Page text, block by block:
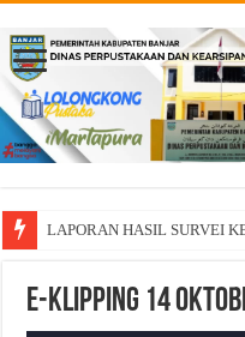
LAPORAN HASIL SURVEI
E-Klipping 14